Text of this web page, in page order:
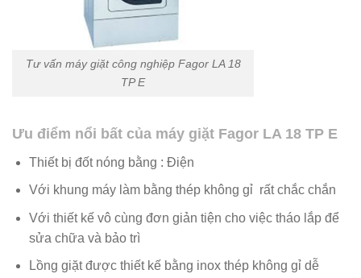
Tư vấn máy giặt công nghiệp Fagor LA 18
TP E
Ưu điểm nổi bất của máy giặt Fagor LA 18 TP E
Thiết bị đốt nóng bằng : Điện
Với khung máy làm bằng thép không gỉ rất chắc chắn
Với thiết kế vô cùng đơn giản tiện cho việc tháo lắp để
sửa chữa và bảo trì
Lồng giặt được thiết kế bằng inox thép không gỉ dễ